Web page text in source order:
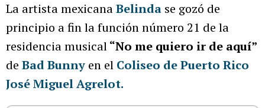
La artista mexicanaBelinda se gozó de
principio a fin la función número 21 de la
residencia musical“No me quiero ir de aquí”
de Bad Bunny en el Coliseo de Puerto Rico
José Miguel Agrelot.